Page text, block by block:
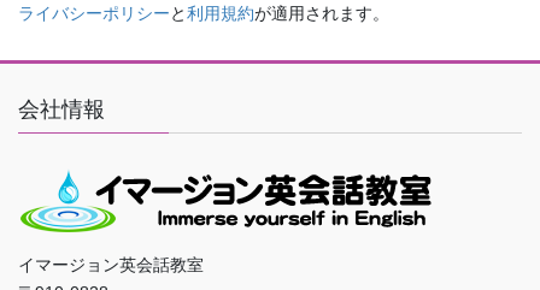
ライバシーポリシーと利用規約が適用されます。
会社情報
イマージョン英会話教室